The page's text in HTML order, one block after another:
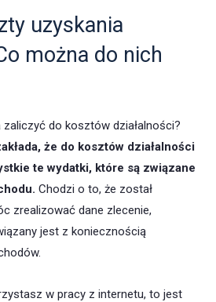
uzyskania
można do nich
do kosztów działalności?
że do kosztów działalności
te wydatki, które są związane
Chodzi o to, że został
zrealizować dane zlecenie,
jest z koniecznością
w pracy z internetu, to jest